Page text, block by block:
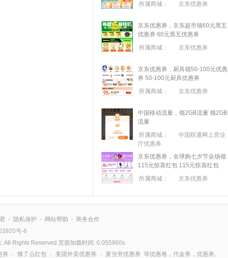
所属商城：
京东优惠券
京东优惠券，京东超市领60元黑五
优惠券 60元黑五优惠券
所属商城：
京东优惠券
京东优惠券，厨具领50-100元优惠
券 50-100元厨具优惠券
所属商城：
京东优惠券
中国移动流量，领2GB流量 领2GB
流量
所属商城：
中国联通网上营业
厅优惠券
京东优惠券，全球购七夕节会场领
115元惊喜红包 115元惊喜红包
所属商城：
京东优惠券
- 隐私保护 - 网站帮助 - 商务合作
号-6
Rights Reserved 页面加载时间: 0.055960s
券 ， 饿了么红包 ， 美团外卖优惠券 ， 麦当劳优惠券 等优惠卷，代金券，优惠劵。